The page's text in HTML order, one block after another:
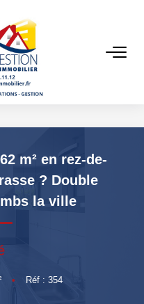
m² en rez-de-
? Double
la ville
• Réf : 354